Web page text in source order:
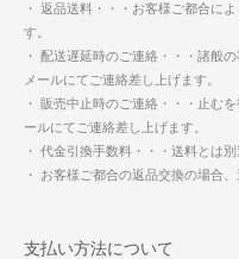
・ 返品送料・・・お客様ご都合に
す。
・ 配送遅延時のご連絡・・・諸般
メールにてご連絡差し上げます。
・ 販売中止時のご連絡・・・止む
ールにてご連絡差し上げます。
・ 代金引換手数料・・・送料とは
・ お客様ご都合の返品交換の場合
支払い方法について